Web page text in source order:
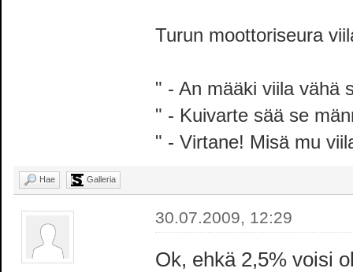
Turun moottoriseura
" - An määki viila vähä
" - Kuivarte sää se
" - Virtane! Misä mu
Hae Galleria
30.07.2009, 12:29
Ok, ehkä 2,5% voisi